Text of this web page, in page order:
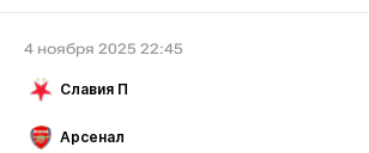
4 ноября 2025 22:45
Славия П
Арсенал